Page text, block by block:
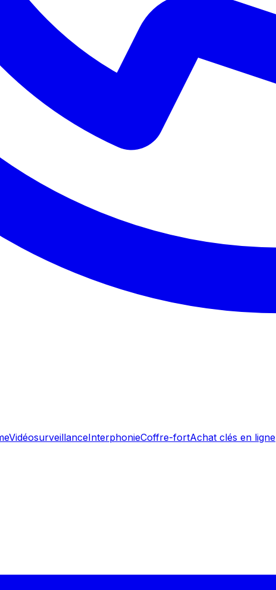
VidéosurveillanceInterphonieCoffre-fortAchat clés en ligne